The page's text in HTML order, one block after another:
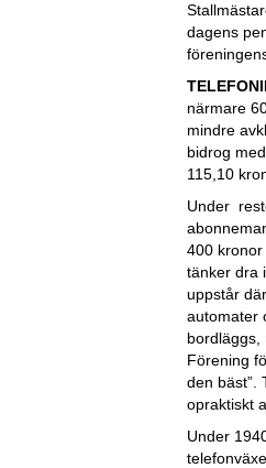
dagens
närmare
mindre
bidrog
115,10
Under
400
tänker dra
uppstår
automater
bordläggs,
Förening
den bäst”.
opraktiskt
Under